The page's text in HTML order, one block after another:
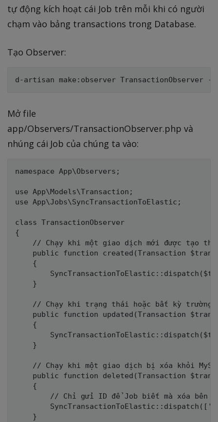
tự động kích hoạt cái Job trên mỗi khi có người
chạm vào bảng transactions trong Database.
Tạo Observer:
Mở file
app/Observers/TransactionObserver.php và
nhúng cái Job của chúng ta vào:
namespace App\Observers;
use App\Models\Transaction;
use App\Jobs\SyncTransactionToElastic;
class TransactionObserver
{
// Chạy khi một giao dịch mới được tạo
public function created(Transaction
    {
    }
// Chạy khi trạng thái hoặc bất kỳ trường
public function updated(Transaction
    {
    }
// Chạy khi một giao dịch bị xóa khỏi
public function deleted(Transaction
    {
// Chỉ gửi ID để Job biết mà xóa bên
    }